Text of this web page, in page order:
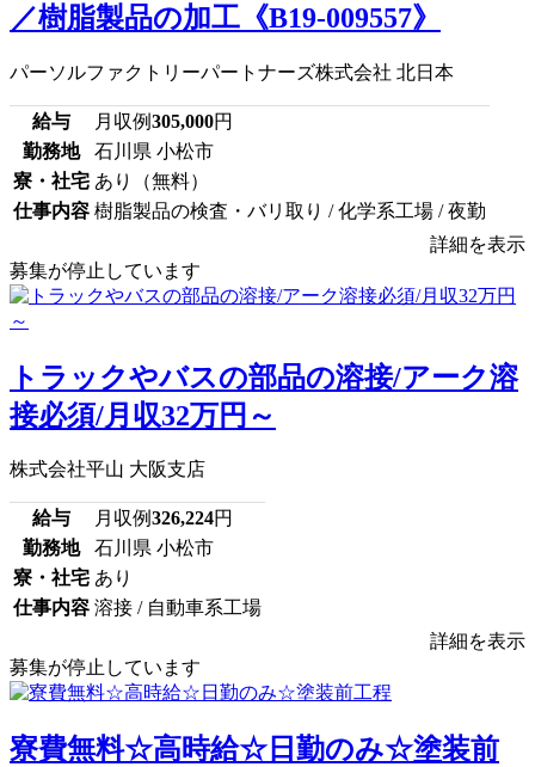
／樹脂製品の加工《B19-009557》
パーソルファクトリーパートナーズ株式会社 北日本
給与 月収例305,000円
勤務地
石川県 小松市
寮・社宅 あり（無料）
仕事内容 樹脂製品の検査・バリ取り / 化学系工場 / 夜勤
詳細を表示
募集が停止しています
トラックやバスの部品の溶接/アーク溶
接必須/月収32万円～
株式会社平山 大阪支店
給与 月収例326,224円
勤務地
石川県 小松市
寮・社宅 あり
仕事内容 溶接 / 自動車系工場
詳細を表示
募集が停止しています
寮費無料☆高時給☆日勤のみ☆塗装前